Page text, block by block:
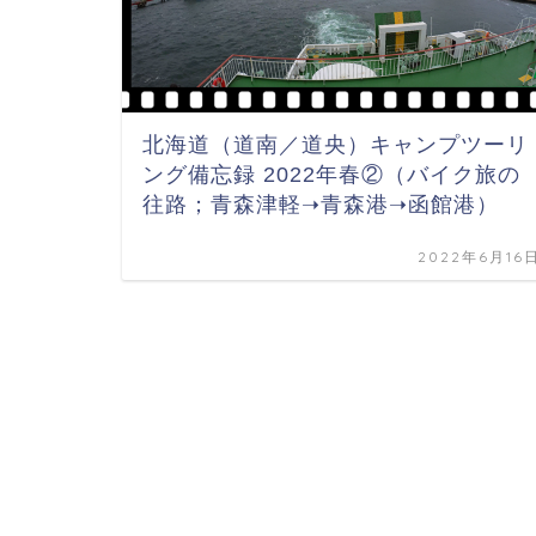
北海道（道南／道央）キャンプツーリ
ング備忘録 2022年春②（バイク旅の
往路；青森津軽➝青森港➝函館港）
2022年6月16